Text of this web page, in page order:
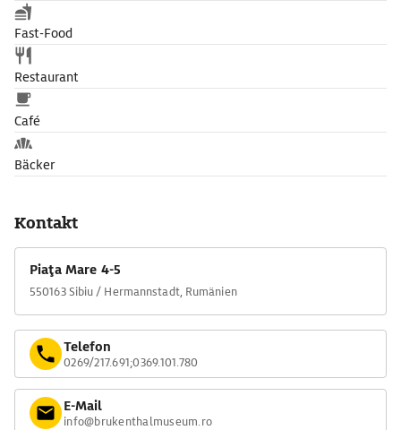
Fast-Food
Restaurant
Café
Bäcker
Kontakt
Piaţa Mare 4-5
550163 Sibiu / Hermannstadt, Rumänien
Telefon
0269/217.691;0369.101.780
E-Mail
info@brukenthalmuseum.ro